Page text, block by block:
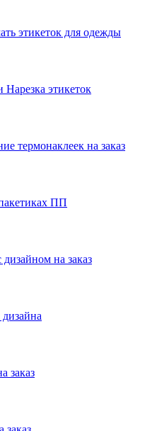
этикеток для одежды
Нарезка этикеток
термонаклеек на заказ
ПП
на заказ
дизайна
заказ